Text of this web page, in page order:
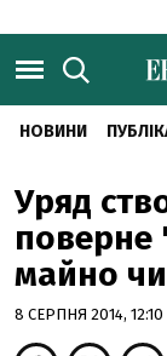
НОВИНИ
Уряд
поверне
майно
8 СЕРПНЯ 2014, 12:10